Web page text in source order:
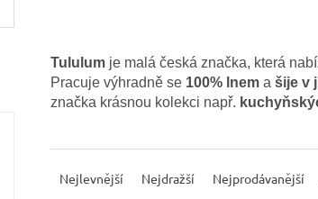
Tululum je malá česká značka, která
Pracuje výhradně se 100% lnem a šije v
značka krásnou kolekci např.
Nejlevnější Nejdražší Nejprodávanější